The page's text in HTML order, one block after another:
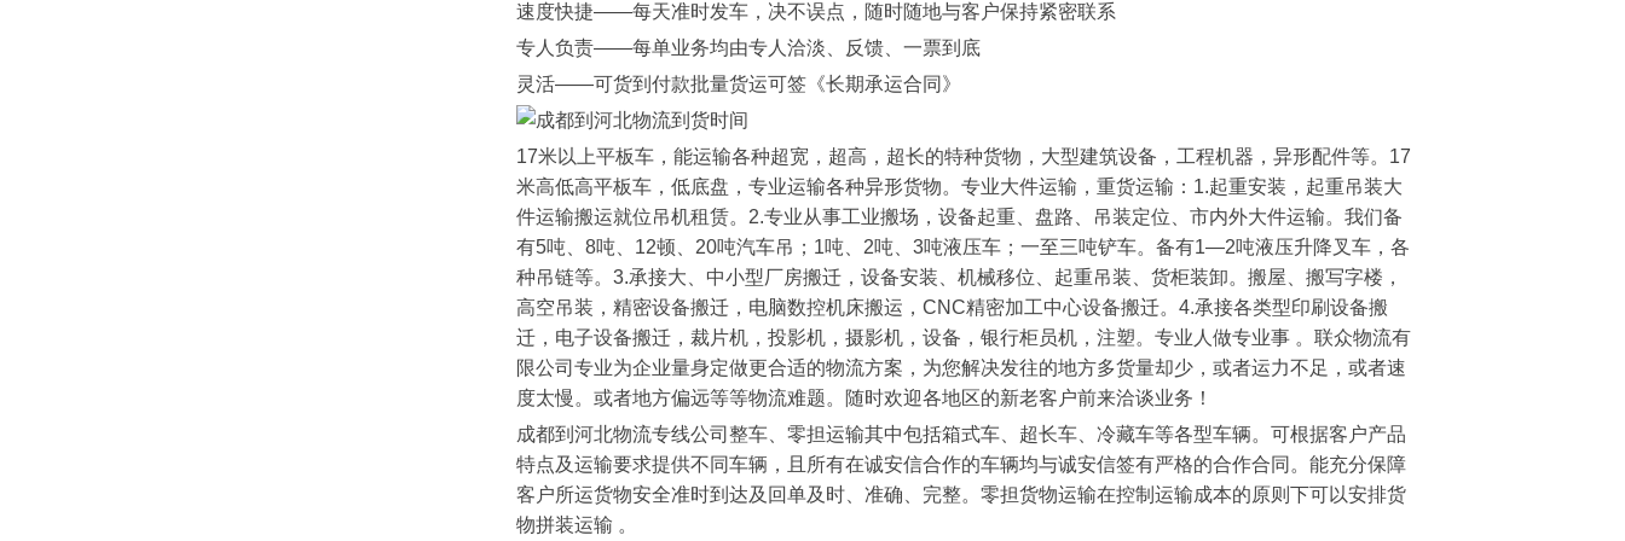
速度快捷——每天准时发车，决不误点，随时随地与客户保持紧密联系
专人负责——每单业务均由专人洽淡、反馈、一票到底
灵活——可货到付款批量货运可签《长期承运合同》
17米以上平板车，能运输各种超宽，超高，超长的特种货物，大型建筑设备，工程机器，异形配件等。17
米高低高平板车，低底盘，专业运输各种异形货物。专业大件运输，重货运输：1.起重安装，起重吊装大
件运输搬运就位吊机租赁。2.专业从事工业搬场，设备起重、盘路、吊装定位、市内外大件运输。我们备
有5吨、8吨、12顿、20吨汽车吊；1吨、2吨、3吨液压车；一至三吨铲车。备有1—2吨液压升降叉车，各
种吊链等。3.承接大、中小型厂房搬迁，设备安装、机械移位、起重吊装、货柜装卸。搬屋、搬写字楼，
高空吊装，精密设备搬迁，电脑数控机床搬运，CNC精密加工中心设备搬迁。4.承接各类型印刷设备搬
迁，电子设备搬迁，裁片机，投影机，摄影机，设备，银行柜员机，注塑。专业人做专业事 。联众物流有
限公司专业为企业量身定做更合适的物流方案，为您解决发往的地方多货量却少，或者运力不足，或者速
度太慢。或者地方偏远等等物流难题。随时欢迎各地区的新老客户前来洽谈业务！
成都到河北物流专线公司整车、零担运输其中包括箱式车、超长车、冷藏车等各型车辆。可根据客户产品
特点及运输要求提供不同车辆，且所有在诚安信合作的车辆均与诚安信签有严格的合作合同。能充分保障
客户所运货物安全准时到达及回单及时、准确、完整。零担货物运输在控制运输成本的原则下可以安排货
物拼装运输 。